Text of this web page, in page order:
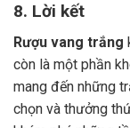
8. Lời kết
Rượu vang trắng
còn là một phần
mang đến những
chọn và thưởng